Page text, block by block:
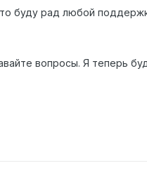
буду рад любой
вопросы. Я теперь